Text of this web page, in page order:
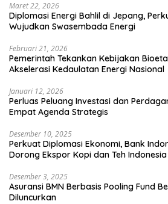
Maret 22, 2026
Diplomasi Energi Bahlil di Jepang,
Wujudkan Swasembada Energi
Februari 21, 2026
Pemerintah Tekankan Kebijakan
Akselerasi Kedaulatan Energi Nasional
Januari 12, 2026
Perluas Peluang Investasi dan
Empat Agenda Strategis
Desember 10, 2025
Perkuat Diplomasi Ekonomi, Bank
Dorong Ekspor Kopi dan Teh
Desember 3, 2025
Asuransi BMN Berbasis Pooling Fund
Diluncurkan